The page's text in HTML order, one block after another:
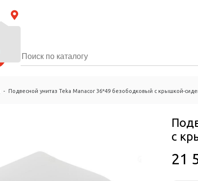
- Подвесной унитаз Teka Manacor 36*49 безободковый с крышкой-
с
21